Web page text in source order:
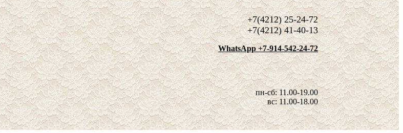
+7(4212) 25-24-72
+7(4212) 41-40-13
WhatsApp +7-914-542-24-72
пн-сб: 11.00-19.00
вс: 11.00-18.00